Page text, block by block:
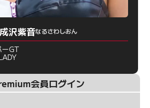
成沢紫音なるさわしおん
GT
会員ログイン